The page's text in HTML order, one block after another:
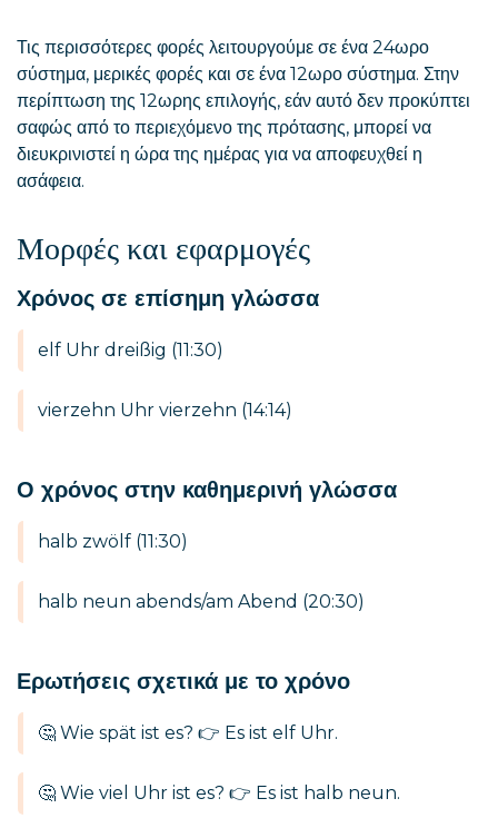
Τις περισσότερες φορές λειτουργούμε σε ένα 24ωρο
σύστημα, μερικές φορές και σε ένα 12ωρο σύστημα. Στην
περίπτωση της 12ωρης επιλογής, εάν αυτό δεν προκύπτει
σαφώς από το περιεχόμενο της πρότασης, μπορεί να
διευκρινιστεί η ώρα της ημέρας για να αποφευχθεί η
ασάφεια.
Μορφές και εφαρμογές
Χρόνος σε επίσημη γλώσσα
elf Uhr dreißig (11:30)
vierzehn Uhr vierzehn (14:14)
Ο χρόνος στην καθημερινή γλώσσα
halb zwölf (11:30)
halb neun abends/am Abend (20:30)
Ερωτήσεις σχετικά με το χρόνο
🤔 Wie spät ist es? 👉 Es ist elf Uhr.
🤔 Wie viel Uhr ist es? 👉 Es ist halb neun.